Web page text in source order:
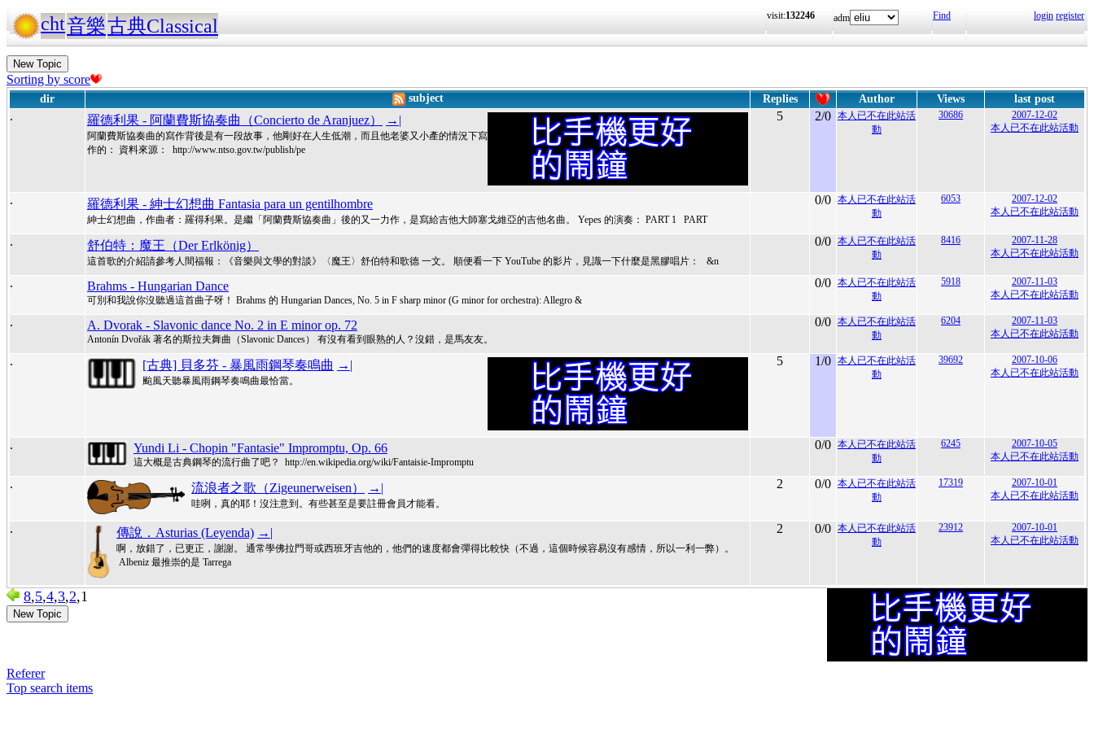
cht音樂古典Classical visit:132246 adm Find login register
New Topic
Sorting by score
dir subject Replies Author Views last post
. 羅德利果 - 阿蘭費斯協奏曲（Concierto de Aranjuez） →|
阿蘭費斯協奏曲的寫作背後是有一段故事，他剛好在人生低潮，而且他老婆又小產的情況下寫
作的： 資料來源： http://www.ntso.gov.tw/publish/pe
5 2/0 本人已不在此站活
動
30686
2007-12-02
本人已不在此站活動
. 羅德利果 - 紳士幻想曲 Fantasia para un gentilhombre
紳士幻想曲，作曲者：羅得利果。是繼「阿蘭費斯協奏曲」後的又一力作，是寫給吉他大師塞戈維亞的吉他名曲。 Yepes 的演奏： PART 1 PART
0/0 本人已不在此站活
動
6053
2007-12-02
本人已不在此站活動
. 舒伯特：魔王（Der Erlkönig）
這首歌的介紹請參考人間福報：《音樂與文學的對談》〈魔王〉舒伯特和歌德 一文。 順便看一下 YouTube 的影片，見識一下什麼是黑膠唱片： &n
0/0 本人已不在此站活
動
8416
2007-11-28
本人已不在此站活動
. Brahms - Hungarian Dance
可別和我說你沒聽過這首曲子呀！ Brahms 的 Hungarian Dances, No. 5 in F sharp minor (G minor for orchestra): Allegro &
0/0 本人已不在此站活
動
5918
2007-11-03
本人已不在此站活動
. A. Dvorak - Slavonic dance No. 2 in E minor op. 72
Antonín Dvořák 著名的斯拉夫舞曲（Slavonic Dances） 有沒有看到眼熟的人？沒錯，是馬友友。
0/0 本人已不在此站活
動
6204
2007-11-03
本人已不在此站活動
. [古典] 貝多芬 - 暴風雨鋼琴奏鳴曲 →|
颱風天聽暴風雨鋼琴奏鳴曲最恰當。
5 1/0 本人已不在此站活
動
39692
2007-10-06
本人已不在此站活動
. Yundi Li - Chopin "Fantasie" Impromptu, Op. 66
這大概是古典鋼琴的流行曲了吧？ http://en.wikipedia.org/wiki/Fantaisie-Impromptu
0/0 本人已不在此站活
動
6245
2007-10-05
本人已不在此站活動
. 流浪者之歌（Zigeunerweisen） →|
哇咧，真的耶！沒注意到。有些甚至是要註冊會員才能看。
2 0/0 本人已不在此站活
動
17319
2007-10-01
本人已不在此站活動
. 傳說．Asturias (Leyenda) →|
啊，放錯了，已更正，謝謝。 通常學佛拉門哥或西班牙吉他的，他們的速度都會彈得比較快（不過，這個時候容易沒有感情，所以一利一弊）。
Albeniz 最推崇的是 Tarrega
2 0/0 本人已不在此站活
動
23912
2007-10-01
本人已不在此站活動
8,5,4,3,2,1
New Topic
Referer
Top search items